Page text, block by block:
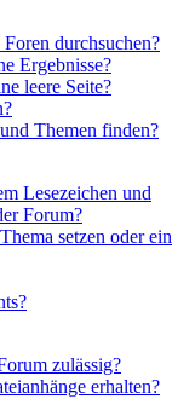
durchsuchen?
Ergebnisse?
leere Seite?
Themen finden?
Lesezeichen und
Forum?
setzen oder ein
zulässig?
erhalten?